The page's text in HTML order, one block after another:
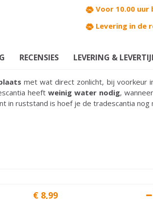
Voor 10.00 uur
Levering in de
RECENSIES LEVERING &
met wat direct zonlicht, bij voorkeur
heeftweinig water nodig,
in ruststand is hoef je de tradescantia
€ 8,99